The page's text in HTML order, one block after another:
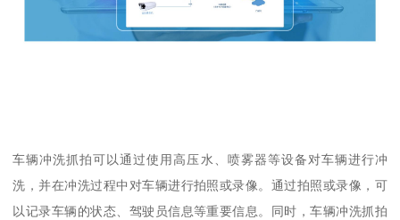
车辆冲洗抓拍可以通过使用高压水、喷雾器等设备对车辆进行冲
洗，并在冲洗过程中对车辆进行拍照或录像。通过拍照或录像，可
以记录车辆的状态、驾驶员信息等重要信息。同时，车辆冲洗抓拍